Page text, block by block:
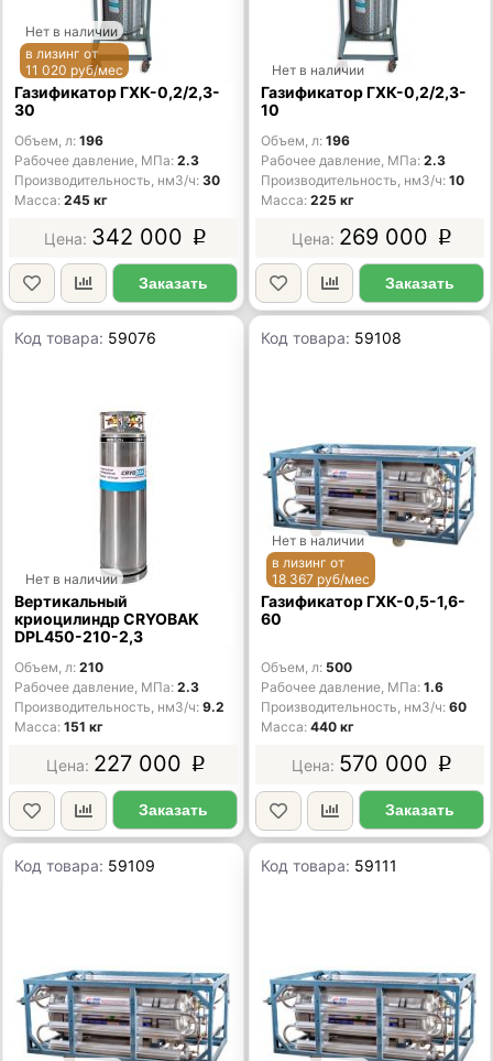
Нет в наличии
в лизинг от
11 020 руб/мес
Газификатор ГХК-0,2/2,3-
30
Объем, л 196
Рабочее давление, МПа 2.3
Производительность, нм3/ч 30
Масса 245 кг
342 000 p
Заказать
Нет в наличии
Газификатор ГХК-0,2/2,3-
10
Объем, л 196
Рабочее давление, МПа 2.3
Производительность, нм3/ч 10
Масса 225 кг
269 000 p
Заказать
Код товара: 59076
Нет в наличии
Вертикальный
криоцилиндр CRYOBAK
DPL450-210-2,3
Объем, л 210
Рабочее давление, МПа 2.3
Производительность, нм3/ч 9.2
Масса 151 кг
227 000 p
Заказать
Код товара: 59108
Нет в наличии
в лизинг от
18 367 руб/мес
Газификатор ГХК-0,5-1,6-
60
Объем, л 500
Рабочее давление, МПа 1.6
Производительность, нм3/ч 60
Масса 440 кг
570 000 p
Заказать
Код товара: 59109 Код товара: 59111